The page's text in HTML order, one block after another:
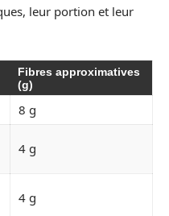
leur portion et leur
Fibres approximatives
(g)
8 g
4 g
4 g